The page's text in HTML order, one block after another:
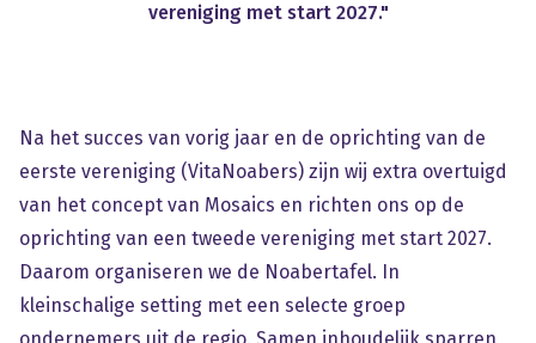
vereniging met start 2027."
Na het succes van vorig jaar en de oprichting van de
eerste vereniging (VitaNoabers) zijn wij extra overtuigd
van het concept van Mosaics en richten ons op de
oprichting van een tweede vereniging met start 2027.
Daarom organiseren we de Noabertafel. In
kleinschalige setting met een selecte groep